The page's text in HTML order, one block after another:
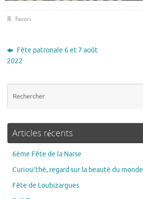
Favori.
Fête patronale 6 et 7 août
2022
Articles récents
6ème Fête de la Narse
Curiosi’thé, regard sur la beauté du monde
Fête de Loubizargues